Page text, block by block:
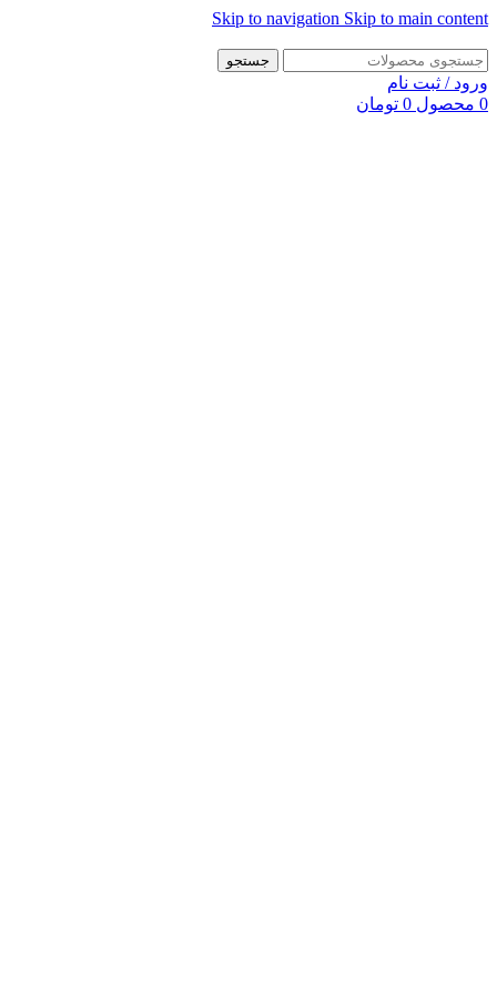
Skip to navigation Skip to main content
جستجو
ورود / ثبت نام
0 محصول 0 تومان